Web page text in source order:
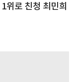
위로 친청 최민희